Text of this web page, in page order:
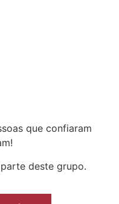
que confiaram
deste grupo.